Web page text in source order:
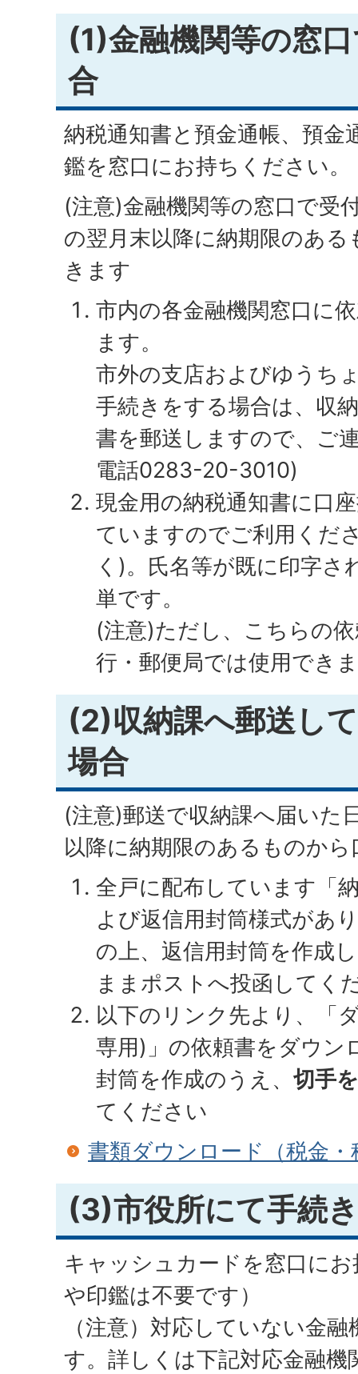
(1)金融機関等の窓
合
納税通知書と預金通帳、預金
鑑を窓口にお持ちください。
(注意)金融機関等の窓口で受
の翌月末以降に納期限のあ
きます
市内の各金融機関窓口に
ます。
市外の支店およびゆうち
手続きをする場合は、収
書を郵送しますので、ご
電話0283-20-3010)
現金用の納税通知書に口
ていますのでご利用くだ
く)。氏名等が既に印字
単です。
(注意)ただし、こちらの
行・郵便局では使用でき
(2)収納課へ郵送し
場合
(注意)郵送で収納課へ届いた
以降に納期限のあるものか
全戸に配布しています「
よび返信用封筒様式があ
の上、返信用封筒を作成
ままポストへ投函してく
以下のリンク先より、「
専用)」の依頼書をダウン
封筒を作成のうえ、 切手
てください
書類ダウンロード（税金・
(3)市役所にて手続
キャッシュカードを窓口に
や印鑑は不要です）
（注意）対応していない金
す。詳しくは下記対応金融